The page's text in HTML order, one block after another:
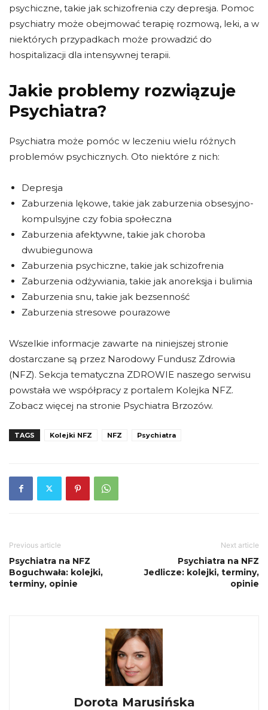
psychiczne, takie jak schizofrenia czy depresja. Pomoc
psychiatry może obejmować terapię rozmową, leki, a w
niektórych przypadkach może prowadzić do
hospitalizacji dla intensywnej terapii.
Jakie problemy rozwiązuje
Psychiatra?
Psychiatra może pomóc w leczeniu wielu różnych
problemów psychicznych. Oto niektóre z nich:
Depresja
Zaburzenia lękowe, takie jak zaburzenia obsesyjno-
kompulsyjne czy fobia społeczna
Zaburzenia afektywne, takie jak choroba
dwubiegunowa
Zaburzenia psychiczne, takie jak schizofrenia
Zaburzenia odżywiania, takie jak anoreksja i bulimia
Zaburzenia snu, takie jak bezsenność
Zaburzenia stresowe pourazowe
Wszelkie informacje zawarte na niniejszej stronie
dostarczane są przez Narodowy Fundusz Zdrowia
(NFZ). Sekcja tematyczna ZDROWIE naszego serwisu
powstała we współpracy z portalem Kolejka NFZ.
Zobacz więcej na stronie Psychiatra Brzozów.
TAGS Kolejki NFZ NFZ Psychiatra
Previous article
Psychiatra na NFZ
Boguchwała: kolejki,
terminy, opinie
Next article
Psychiatra na NFZ
Jedlicze: kolejki, terminy,
opinie
Dorota Marusińska